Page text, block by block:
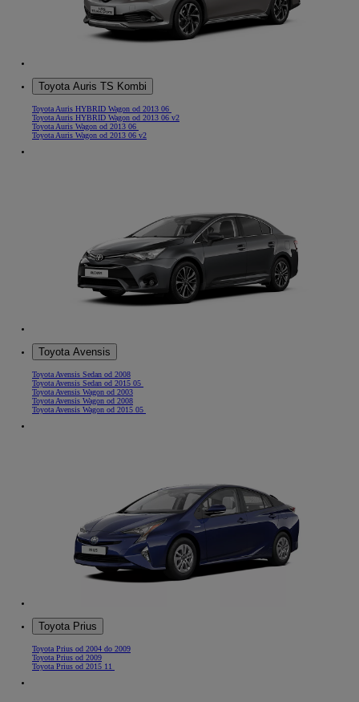
Toyota Auris TS Kombi
Toyota Auris HYBRID Wagon od 2013 06
Toyota Auris HYBRID Wagon od 2013 06 v2
Toyota Auris Wagon od 2013 06
Toyota Auris Wagon od 2013 06 v2
Toyota Avensis
Toyota Avensis Sedan od 2008
Toyota Avensis Sedan od 2015 05
Toyota Avensis Wagon od 2003
Toyota Avensis Wagon od 2008
Toyota Avensis Wagon od 2015 05
Toyota Prius
Toyota Prius od 2004 do 2009
Toyota Prius od 2009
Toyota Prius od 2015 11